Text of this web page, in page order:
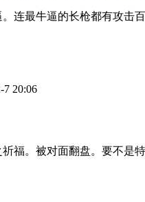
连最牛逼的长枪都有攻击
7 20:06
福。被对面翻盘。要不是